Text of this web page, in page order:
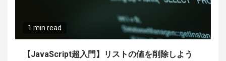
1 min read
【JavaScript超入門】リストの値を削除しよう